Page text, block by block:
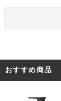
おすすめ商品